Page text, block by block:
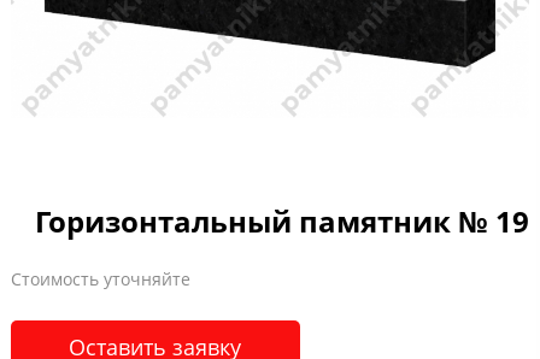
Горизонтальный памятник № 19
Стоимость уточняйте
Оставить заявку